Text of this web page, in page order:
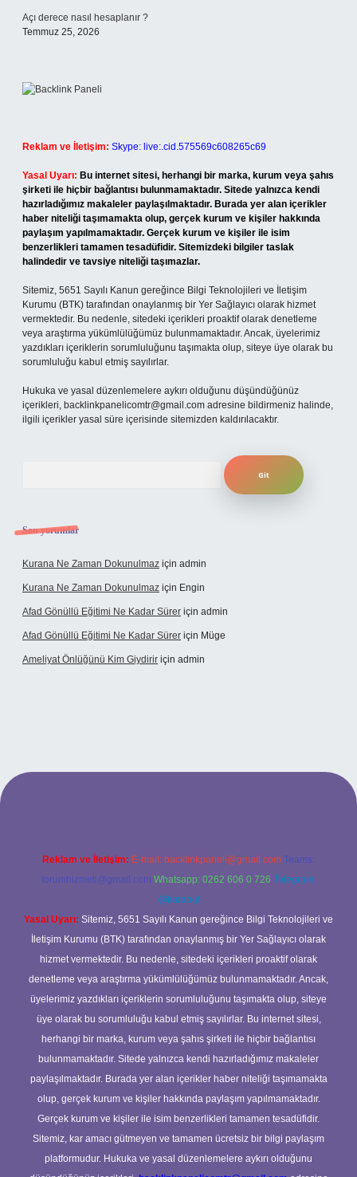
Açı derece nasıl hesaplanır ?
Temmuz 25, 2026
Reklam ve İletişim: Skype: live:.cid.575569c608265c69
Yasal Uyarı: Bu internet sitesi, herhangi bir marka, kurum veya şahıs
şirketi ile hiçbir bağlantısı bulunmamaktadır. Sitede yalnızca kendi
hazırladığımız makaleler paylaşılmaktadır. Burada yer alan içerikler
haber niteliği taşımamakta olup, gerçek kurum ve kişiler hakkında
paylaşım yapılmamaktadır. Gerçek kurum ve kişiler ile isim
benzerlikleri tamamen tesadüfidir. Sitemizdeki bilgiler taslak
halindedir ve tavsiye niteliği taşımazlar.
Sitemiz, 5651 Sayılı Kanun gereğince Bilgi Teknolojileri ve İletişim
Kurumu (BTK) tarafından onaylanmış bir Yer Sağlayıcı olarak hizmet
vermektedir. Bu nedenle, sitedeki içerikleri proaktif olarak denetleme
veya araştırma yükümlülüğümüz bulunmamaktadır. Ancak, üyelerimiz
yazdıkları içeriklerin sorumluluğunu taşımakta olup, siteye üye olarak bu
sorumluluğu kabul etmiş sayılırlar.
Hukuka ve yasal düzenlemelere aykırı olduğunu düşündüğünüz
içerikleri, backlinkpanelicomtr@gmail.com adresine bildirmeniz halinde,
ilgili içerikler yasal süre içerisinde sitemizden kaldırılacaktır.
Son yorumlar
Kurana Ne Zaman Dokunulmaz için admin
Kurana Ne Zaman Dokunulmaz için Engin
Afad Gönüllü Eğitimi Ne Kadar Sürer için admin
Afad Gönüllü Eğitimi Ne Kadar Sürer için Müge
Ameliyat Önlüğünü Kim Giydirir için admin
giriş
Reklam ve İletişim: E-mail: backlinkpaneli@gmail.com Teams:
forumhizmeti@gmail.com Whatsapp: 0262 606 0 726 Telegram:
@karabul
Yasal Uyarı: Sitemiz, 5651 Sayılı Kanun gereğince Bilgi Teknolojileri ve
İletişim Kurumu (BTK) tarafından onaylanmış bir Yer Sağlayıcı olarak
hizmet vermektedir. Bu nedenle, sitedeki içerikleri proaktif olarak
denetleme veya araştırma yükümlülüğümüz bulunmamaktadır. Ancak,
üyelerimiz yazdıkları içeriklerin sorumluluğunu taşımakta olup, siteye
üye olarak bu sorumluluğu kabul etmiş sayılırlar. Bu internet sitesi,
herhangi bir marka, kurum veya şahıs şirketi ile hiçbir bağlantısı
bulunmamaktadır. Sitede yalnızca kendi hazırladığımız makaleler
paylaşılmaktadır. Burada yer alan içerikler haber niteliği taşımamakta
olup, gerçek kurum ve kişiler hakkında paylaşım yapılmamaktadır.
Gerçek kurum ve kişiler ile isim benzerlikleri tamamen tesadüfidir.
Sitemiz, kar amacı gütmeyen ve tamamen ücretsiz bir bilgi paylaşım
platformudur. Hukuka ve yasal düzenlemelere aykırı olduğunu